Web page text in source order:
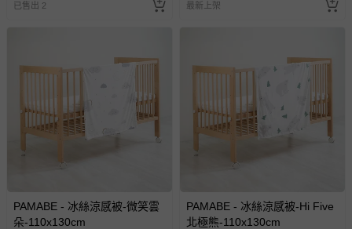
已售出 2 最新上架
PAMABE - 冰絲涼感被-微笑雲
朵-110x130cm
PAMABE - 冰絲涼感被-Hi Five
北極熊-110x130cm